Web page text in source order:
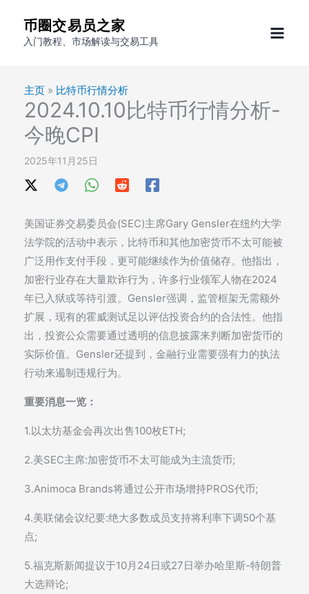
币圈交易员之家
入门教程、市场解读与交易工具
主页 » 比特币行情分析
2024.10.10比特币行情分析-
今晚CPI
2025年11月25日
美国证券交易委员会(SEC)主席Gary Gensler在纽约大学
法学院的活动中表示，比特币和其他加密货币不太可能被
广泛用作支付手段，更可能继续作为价值储存。他指出，
加密行业存在大量欺诈行为，许多行业领军人物在2024
年已入狱或等待引渡。Gensler强调，监管框架无需额外
扩展，现有的霍威测试足以评估投资合约的合法性。他指
出，投资公众需要通过透明的信息披露来判断加密货币的
实际价值。Gensler还提到，金融行业需要强有力的执法
行动来遏制违规行为。
重要消息一览：
1.以太坊基金会再次出售100枚ETH;
2.美SEC主席:加密货币不太可能成为主流货币;
3.Animoca Brands将通过公开市场增持PROS代币;
4.美联储会议纪要:绝大多数成员支持将利率下调50个基
点;
5.福克斯新闻提议于10月24日或27日举办哈里斯-特朗普
大选辩论;